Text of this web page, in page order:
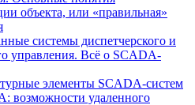
объекта, или «правильная»
системы диспетчерского и
управления. Всё о SCADA-
элементы SCADA-систем
возможности удаленного